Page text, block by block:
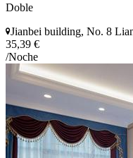
Doble
Jianbei building, No. 8
35,39 €
/Noche